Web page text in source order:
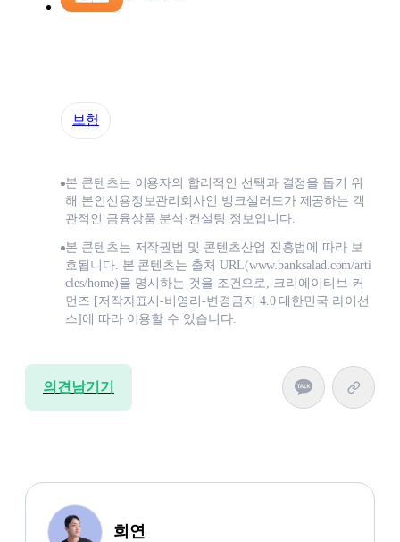
보험
본 콘텐츠는 이용자의 합리적인 선택과 결정을 돕기 위
해 본인신용정보관리회사인 뱅크샐러드가 제공하는 객
관적인 금융상품 분석·컨설팅 정보입니다.
본 콘텐츠는 저작권법 및 콘텐츠산업 진흥법에 따라 보
호됩니다. 본 콘텐츠는 출처 URL(www.banksalad.com/arti
cles/home)을 명시하는 것을 조건으로, 크리에이티브 커
먼즈 [저작자표시-비영리-변경금지 4.0 대한민국 라이선
스]에 따라 이용할 수 있습니다.
의견남기기
희연